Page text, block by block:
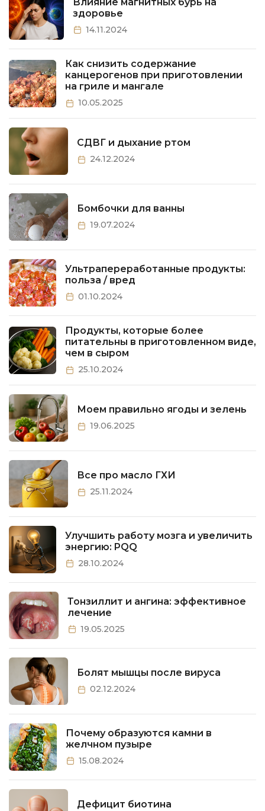
здоровье
14.11.2024
Как снизить содержание
канцерогенов при приготовлении
на гриле и мангале
10.05.2025
СДВГ и дыхание ртом
24.12.2024
Бомбочки для ванны
19.07.2024
Ультрапереработанные продукты:
польза / вред
01.10.2024
Продукты, которые более
питательны в приготовленном виде,
чем в сыром
25.10.2024
Моем правильно ягоды и зелень
19.06.2025
Все про масло ГХИ
25.11.2024
Улучшить работу мозга и увеличить
энергию: PQQ
28.10.2024
Тонзиллит и ангина: эффективное
лечение
19.05.2025
Болят мышцы после вируса
02.12.2024
Почему образуются камни в
желчном пузыре
15.08.2024
Дефицит биотина